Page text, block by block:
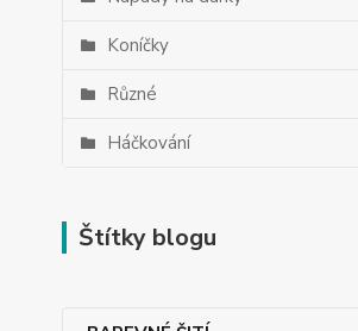
Koníčky
Různé
Háčkování
Štítky blogu